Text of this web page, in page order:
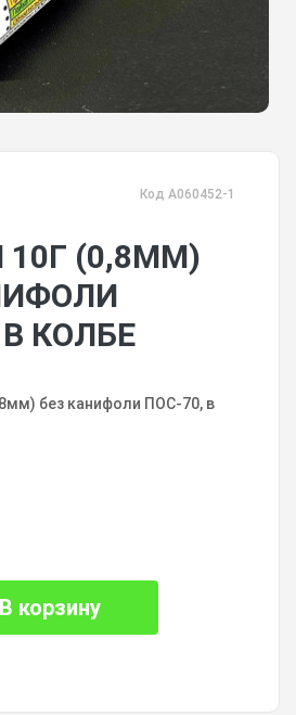
Код А060452-1
(0,8ММ)
КОЛБЕ
без канифоли ПОС-70, в
В корзину